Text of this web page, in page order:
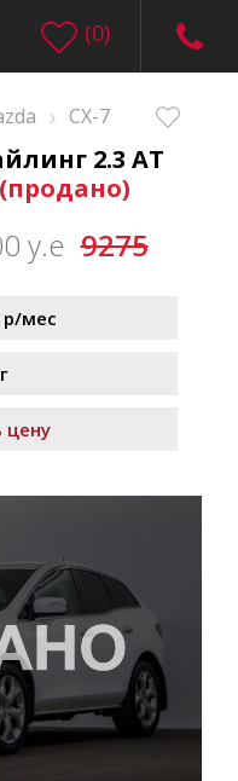
(0)
› CX-7
2.3 AT
(продано)
у.е 9275
р/мес
цену